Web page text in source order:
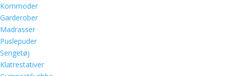
Kommoder
Garderober
Madrasser
Puslepuder
Sengetøj
Klatrestativer